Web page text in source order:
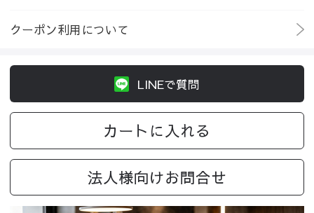
クーポン利用について
LINEで質問
カートに入れる
法人様向けお問合せ